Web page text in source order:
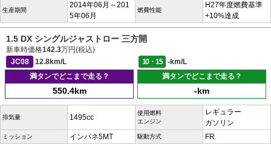
生産期間
2014年06月～201
5年06月
燃費性能
H27年度燃費基準
+10%達成
1.5 DX シングルジャストロー 三方開
新車時価格142.3万円(税込)
JC08
12.8km/L 10・15
-km/L
満タンでどこまで走る？
550.4km
満タンでどこまで走る？
-km
排気量 1495cc
使用燃料
エンジン
レギュラー
ガソリン
ミッション インパネ5MT 駆動方式 FR